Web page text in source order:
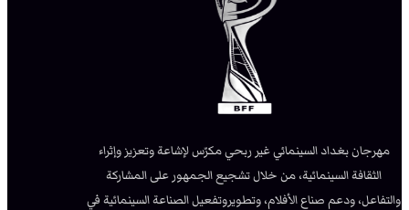
مهرجان بغداد السينمائي غير ربحي مكرّس لإشاعة وتعزيز وإثراء
الثقافة السينمائية، من خلال تشجيع الجمهور على المشاركة
والتفاعل، ودعم صناع الأفلام، وتطويروتفعيل الصناعة السينمائية في